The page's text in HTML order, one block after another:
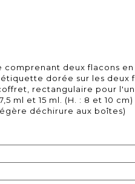
comprenant deux flacons
dorée sur les deux
rectangulaire pour
ml et 15 ml. (H. : 8 et 10 cm)
déchirure aux boîtes)